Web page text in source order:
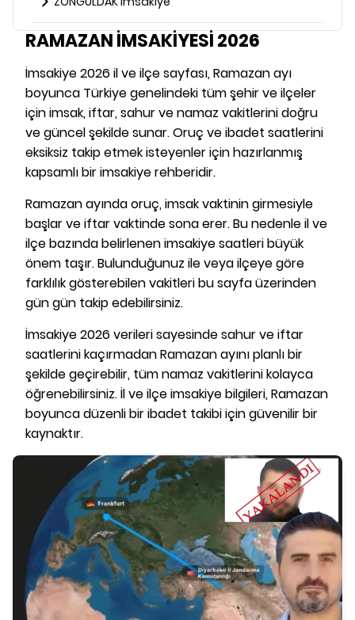
RAMAZAN İMSAKİYESİ 2026
İmsakiye 2026 il ve ilçe sayfası, Ramazan ayı
boyunca Türkiye genelindeki tüm şehir ve ilçeler
için imsak, iftar, sahur ve namaz vakitlerini doğru
ve güncel şekilde sunar. Oruç ve ibadet saatlerini
eksiksiz takip etmek isteyenler için hazırlanmış
kapsamlı bir imsakiye rehberidir.
Ramazan ayında oruç, imsak vaktinin girmesiyle
başlar ve iftar vaktinde sona erer. Bu nedenle il ve
ilçe bazında belirlenen imsakiye saatleri büyük
önem taşır. Bulunduğunuz ile veya ilçeye göre
farklılık gösterebilen vakitleri bu sayfa üzerinden
gün gün takip edebilirsiniz.
İmsakiye 2026 verileri sayesinde sahur ve iftar
saatlerini kaçırmadan Ramazan ayını planlı bir
şekilde geçirebilir, tüm namaz vakitlerini kolayca
öğrenebilirsiniz. İl ve ilçe imsakiye bilgileri, Ramazan
boyunca düzenli bir ibadet takibi için güvenilir bir
kaynaktır.